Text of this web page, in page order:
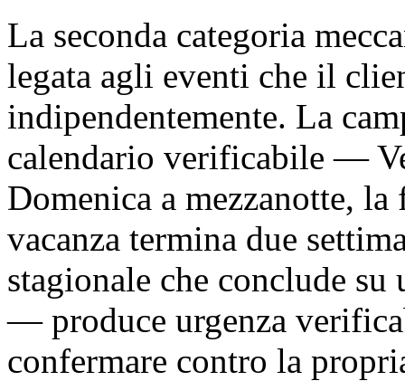
La seconda categoria
legata agli eventi che il
indipendentemente. La
calendario verificabile —
Domenica a mezzanotte,
vacanza termina due
stagionale che conclude
— produce urgenza
confermare contro la